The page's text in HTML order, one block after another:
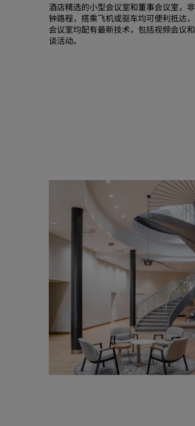
酒店精选的小型会议室和董事会议室，
钟路程，搭乘飞机或驱车均可便利抵达
会议室均配有最新技术，包括视频会议
谈活动。